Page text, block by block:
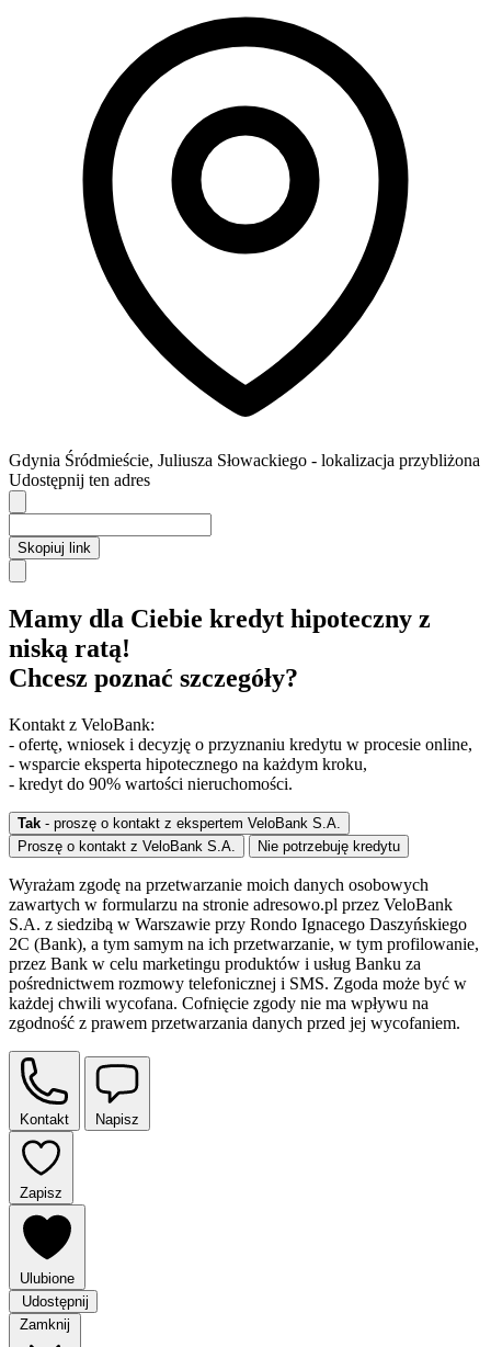
Gdynia Śródmieście, Juliusza Słowackiego - lokalizacja przybliżona
Udostępnij ten adres
Skopiuj link
Mamy dla Ciebie kredyt hipoteczny z
niską ratą!
Chcesz poznać szczegóły?
Kontakt z VeloBank:
- ofertę, wniosek i decyzję o przyznaniu kredytu w procesie online,
- wsparcie eksperta hipotecznego na każdym kroku,
- kredyt do 90% wartości nieruchomości.
Tak - proszę o kontakt z ekspertem VeloBank S.A.
Proszę o kontakt z VeloBank S.A.
Nie potrzebuję kredytu
Wyrażam zgodę na przetwarzanie moich danych osobowych
zawartych w formularzu na stronie adresowo.pl przez VeloBank
S.A. z siedzibą w Warszawie przy Rondo Ignacego Daszyńskiego
2C (Bank), a tym samym na ich przetwarzanie, w tym profilowanie,
przez Bank w celu marketingu produktów i usług Banku za
pośrednictwem rozmowy telefonicznej i SMS. Zgoda może być w
każdej chwili wycofana. Cofnięcie zgody nie ma wpływu na
zgodność z prawem przetwarzania danych przed jej wycofaniem.
Kontakt Napisz
Zapisz
Ulubione
Udostępnij
Zamknij